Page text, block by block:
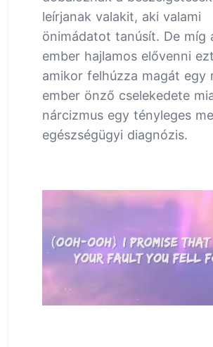
leírjanak valakit, aki valami
önimádatot tanúsít. De míg
ember hajlamos elővenni
amikor felhúzza magát egy
ember önző cselekedete
nárcizmus egy tényleges
egészségügyi diagnózis.